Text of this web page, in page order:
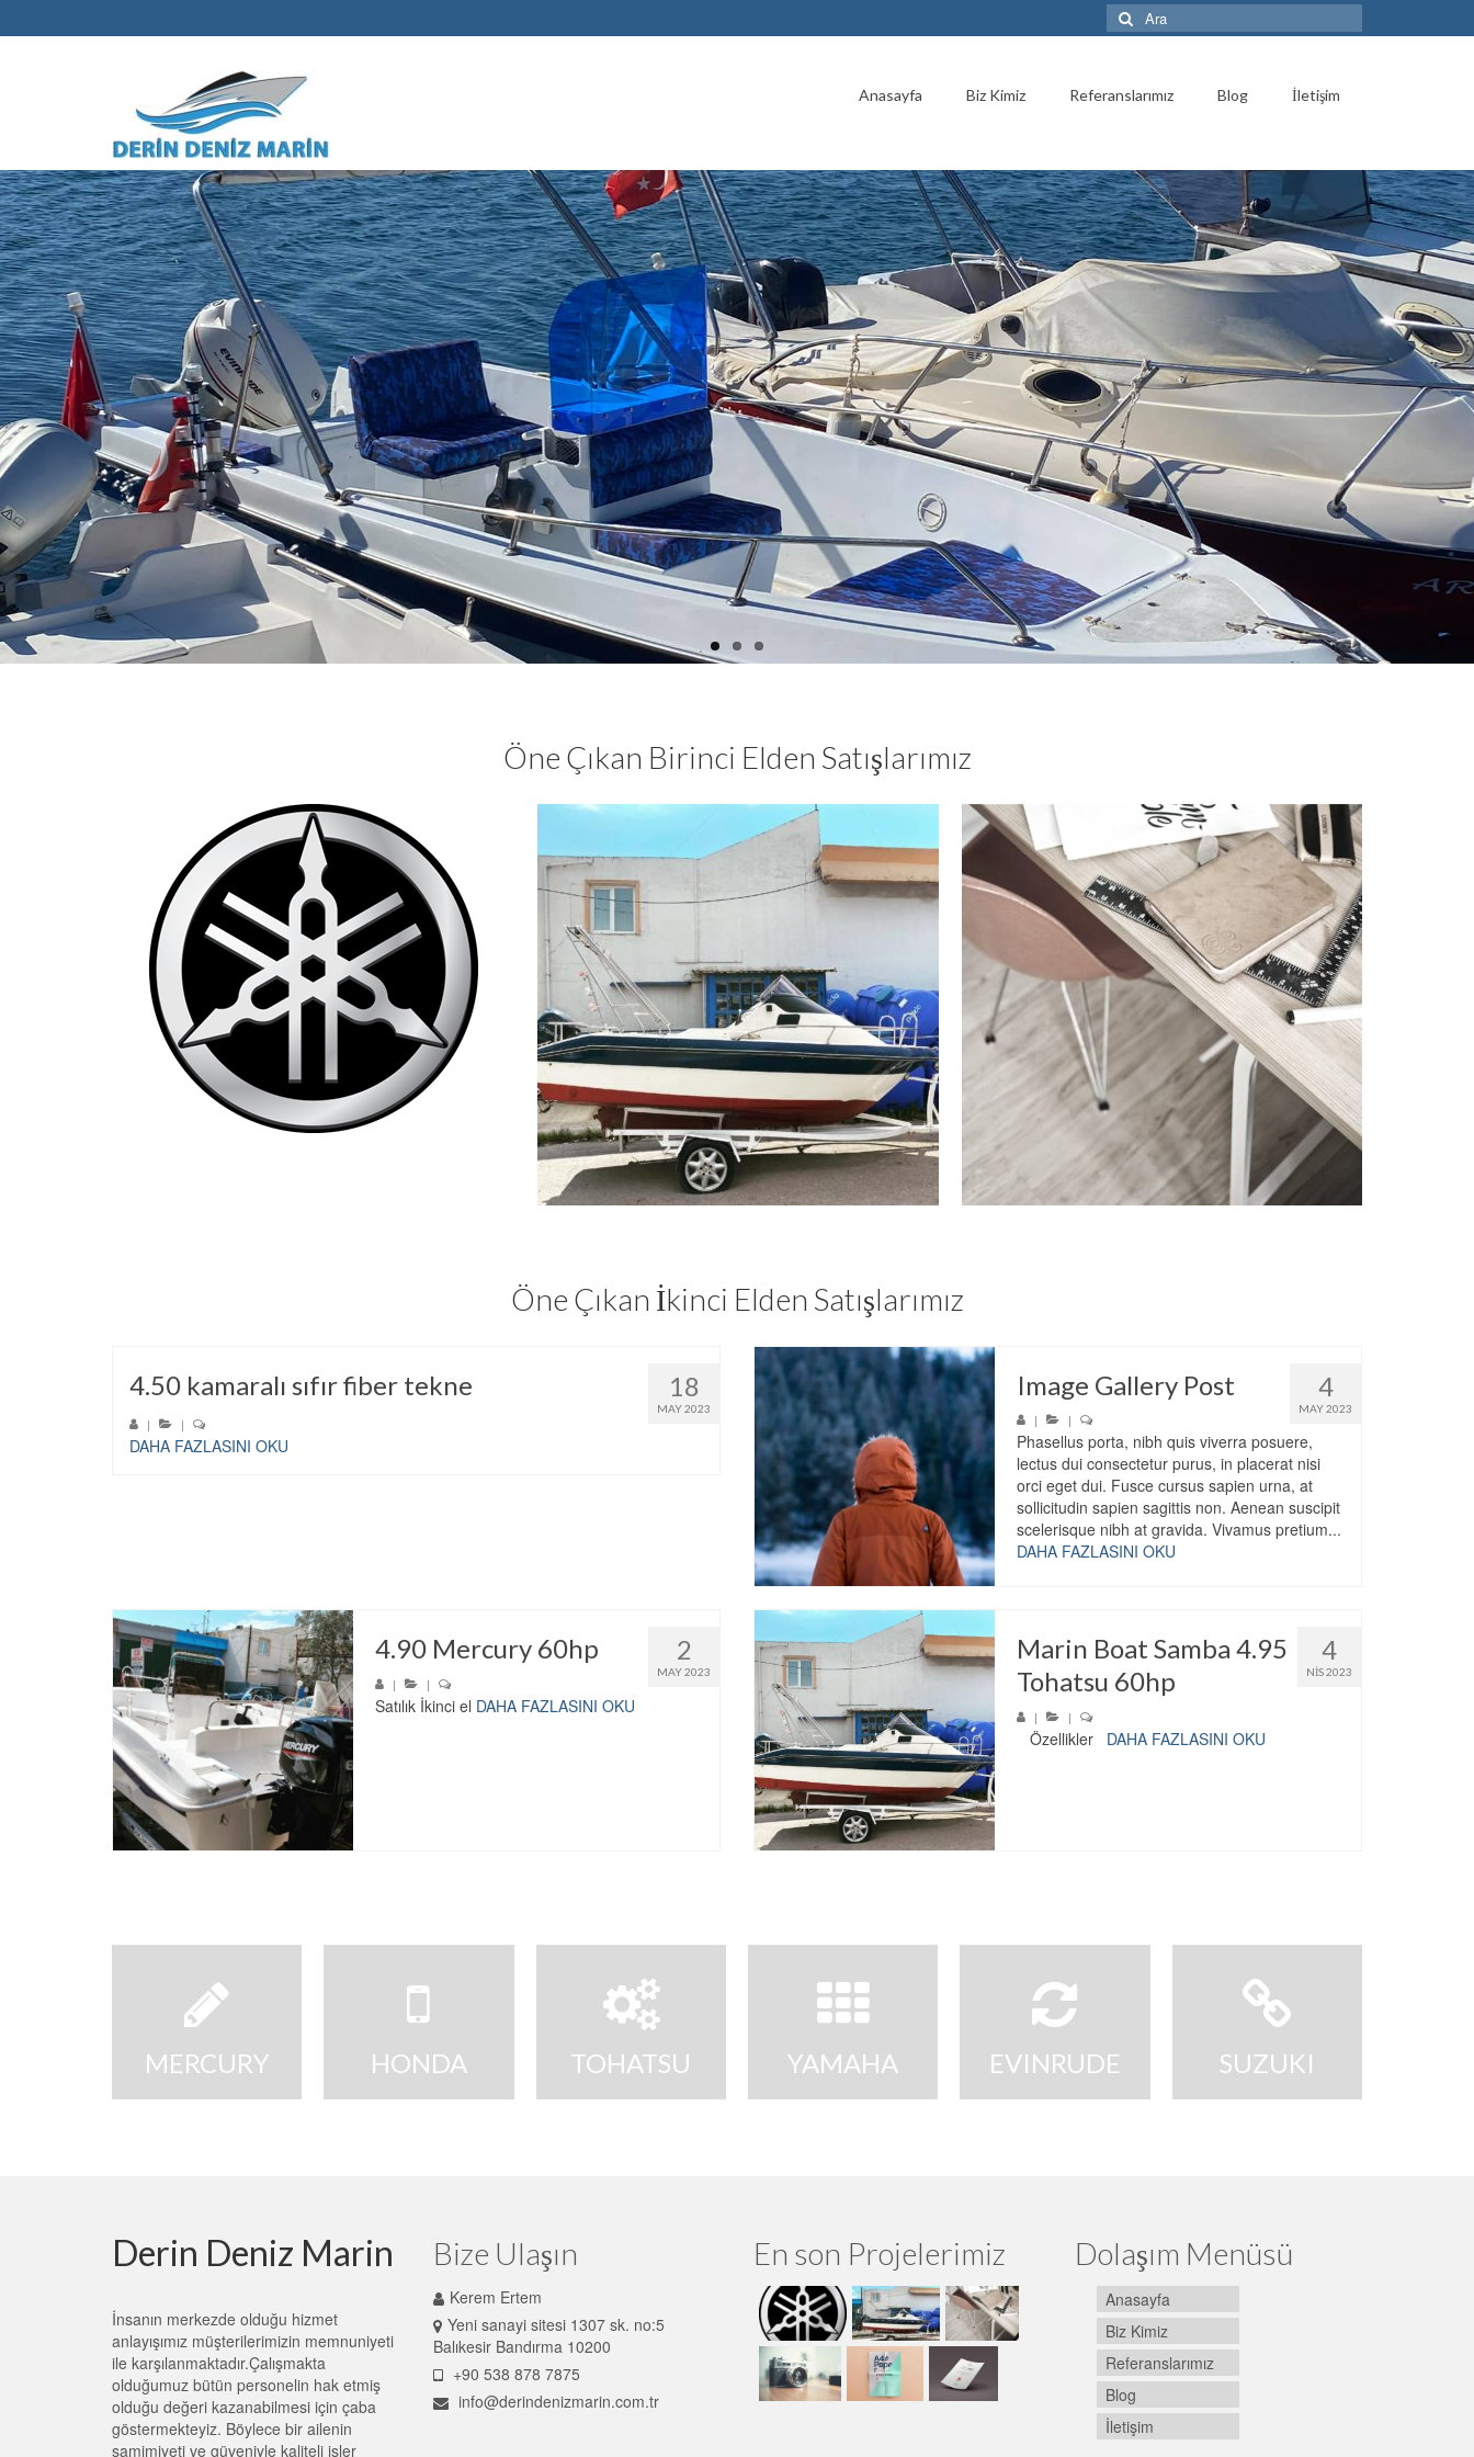
Şunu
ara:
Anasayfa Biz Kimiz Referanslarımız Blog İletişim
Öne Çıkan Birinci Elden Satışlarımız
Öne Çıkan İkinci Elden Satışlarımız
18
MAY 2023
4.50 kamaralı sıfır fiber tekne
| |
DAHA FAZLASINI OKU
4
MAY 2023
Image Gallery Post
| |
Phasellus porta, nibh quis viverra posuere,
lectus dui consectetur purus, in placerat nisi
orci eget dui. Fusce cursus sapien urna, at
sollicitudin sapien sagittis non. Aenean suscipit
scelerisque nibh at gravida. Vivamus pretium...
DAHA FAZLASINI OKU
2
MAY 2023
4.90 Mercury 60hp
| |
Satılık İkinci el DAHA FAZLASINI OKU
4
NIS 2023
Marin Boat Samba 4.95
Tohatsu 60hp
| |
Özellikler DAHA FAZLASINI OKU
MERCURY HONDA TOHATSU YAMAHA EVINRUDE SUZUKI
Derin Deniz Marin
İnsanın merkezde olduğu hizmet
anlayışımız müşterilerimizin memnuniyeti
ile karşılanmaktadır.Çalışmakta
olduğumuz bütün personelin hak etmiş
olduğu değeri kazanabilmesi için çaba
göstermekteyiz. Böylece bir ailenin
samimiyeti ve güveniyle kaliteli işler
Bize Ulaşın
Kerem Ertem
Yeni sanayi sitesi 1307 sk. no:5
Balıkesir Bandırma 10200
+90 538 878 7875
info@derindenizmarin.com.tr
En son Projelerimiz Dolaşım Menüsü
Anasayfa
Biz Kimiz
Referanslarımız
Blog
İletişim